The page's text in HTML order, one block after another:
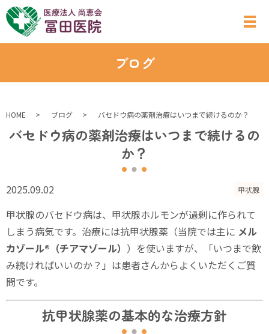
ブログ
HOME ブログ バセドウ病の薬剤治療はいつまで続けるのか？
バセドウ病の薬剤治療はいつまで続けるの
か？
2025.09.02 甲状腺
甲状腺のバセドウ病は、甲状腺ホルモンが過剰に作られて
しまう病気です。治療には抗甲状腺薬（当院では主に メル
カゾール®（チアマゾール） ）を使いますが、「いつまで飲
み続ければいいのか？」は患者さんからよくいただくご質
問です。
抗甲状腺薬の基本的な治療方針